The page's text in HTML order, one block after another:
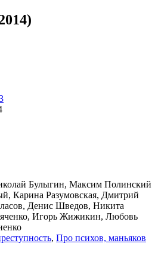
Булыгин, Максим Полинский
Карина Разумовская, Дмитрий
Денис Шведов, Никита
Игорь Жижикин, Любовь
, Про пси­хов, мань­я­ков